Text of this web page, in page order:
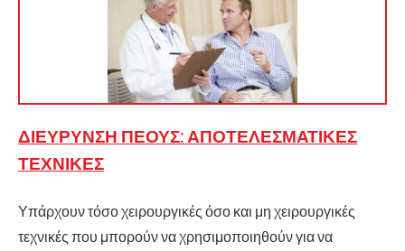
ΔΙΕΎΡΥΝΣΗ ΠΈΟΥΣ: ΑΠΟΤΕΛΕΣΜΑΤΙΚΈΣ
ΤΕΧΝΙΚΈΣ
Υπάρχουν τόσο χειρουργικές όσο και μη χειρουργικές
τεχνικές που μπορούν να χρησιμοποιηθούν για να